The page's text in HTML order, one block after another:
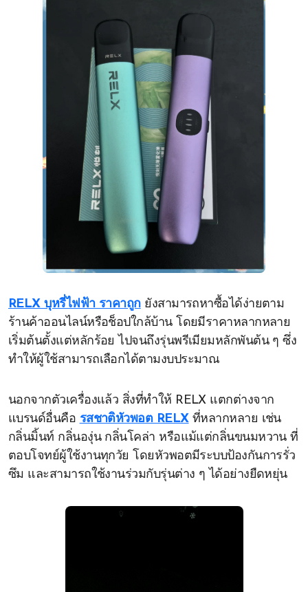
RELX บุหรี่ไฟฟ้า ราคาถูกยังสามารถหาซื้อได้ง่ายตาม
ร้านค้าออนไลน์หรือช็อปใกล้บ้าน โดยมีราคาหลากหลาย
เริ่มต้นตั้งแต่หลักร้อย ไปจนถึงรุ่นพรีเมียมหลักพันต้น ๆ ซึ่ง
ทำให้ผู้ใช้สามารถเลือกได้ตามงบประมาณ
นอกจากตัวเครื่องแล้ว สิ่งที่ทำให้ RELX แตกต่างจาก
แบรนด์อื่นคือ รสชาติหัวพอต RELXที่หลากหลาย เช่น
กลิ่นมิ้นท์ กลิ่นองุ่น กลิ่นโคล่า หรือแม้แต่กลิ่นขนมหวาน ที่
ตอบโจทย์ผู้ใช้งานทุกวัย โดยหัวพอตมีระบบป้องกันการรั่ว
ซึม และสามารถใช้งานร่วมกับรุ่นต่าง ๆ ได้อย่างยืดหยุ่น